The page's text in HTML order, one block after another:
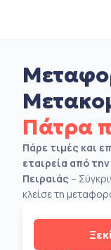
Πάτρα
Πάρε τιμές και
εταιρεία από
Πειραιάς –
κλείσε τη